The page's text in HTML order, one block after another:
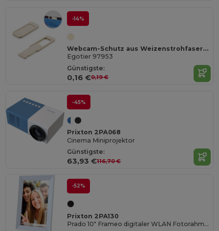
-14%
Webcam-Schutz aus Weizenstrohfaser und PP
Egotier 97953
Günstigste:
0,16 €0,19 €
-45%
Prixton 2PA068
Cinema Miniprojektor
Günstigste:
63,93 €116,70 €
-52%
Prixton 2PA130
Prado 10" Frameo digitaler WLAN Fotorahmen